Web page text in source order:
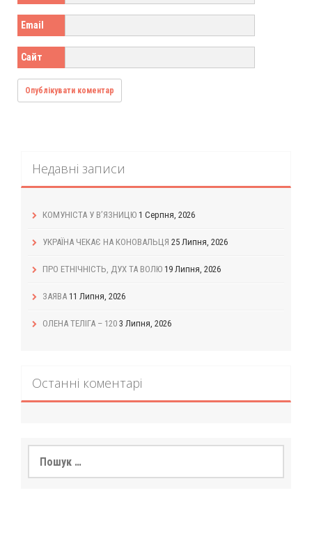
Email
Сайт
Недавні записи
КОМУНІСТА У В’ЯЗНИЦЮ 1 Серпня, 2026
УКРАЇНА ЧЕКАЄ НА КОНОВАЛЬЦЯ 25 Липня, 2026
ПРО ЕТНІЧНІСТЬ, ДУХ ТА ВОЛЮ 19 Липня, 2026
ЗАЯВА 11 Липня, 2026
ОЛЕНА ТЕЛІГА – 120 3 Липня, 2026
Останні коментарі